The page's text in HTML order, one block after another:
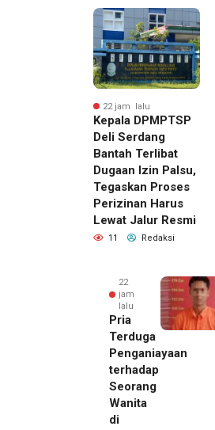
22 jam lalu
Kepala DPMPTSP
Deli Serdang
Bantah Terlibat
Dugaan Izin Palsu,
Tegaskan Proses
Perizinan Harus
Lewat Jalur Resmi
11 Redaksi
22
jam
lalu
Pria
Terduga
Penganiayaan
terhadap
Seorang
Wanita
di22 jam lalu